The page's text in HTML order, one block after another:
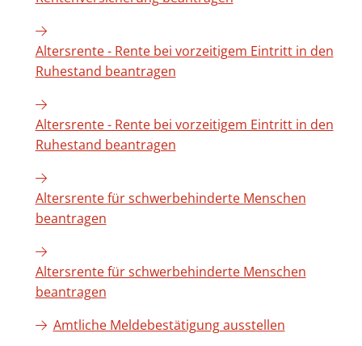
Altersrente - Rente bei vorzeitigem Eintritt in den
Ruhestand beantragen
Altersrente - Rente bei vorzeitigem Eintritt in den
Ruhestand beantragen
Altersrente für schwerbehinderte Menschen
beantragen
Altersrente für schwerbehinderte Menschen
beantragen
Amtliche Meldebestätigung ausstellen